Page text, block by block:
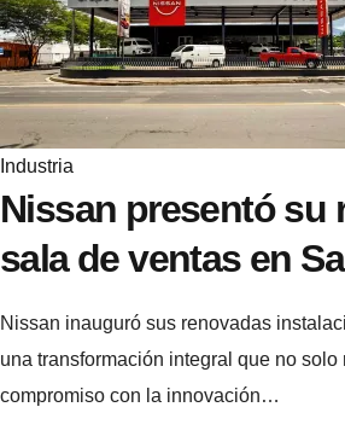
k
e
Industria
Nissan presentó su
sala de ventas en
Nissan inauguró sus renovadas
una transformación integral que no solo
compromiso con la innovación…